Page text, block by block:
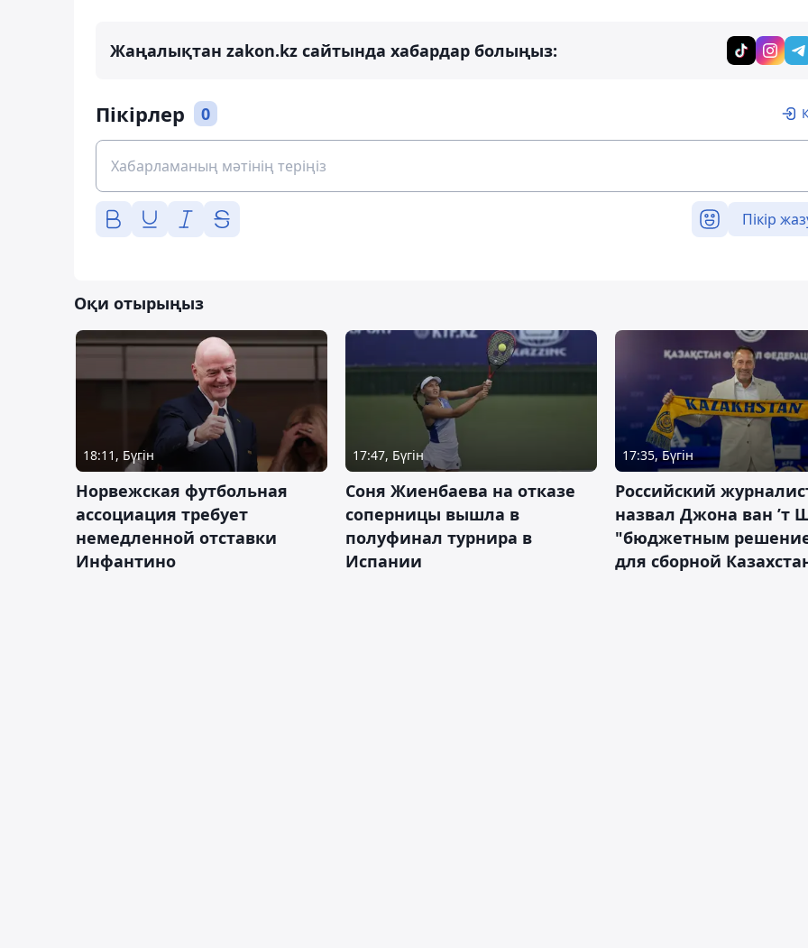
Жаңалықтан zakon.kz сайтында хабардар болыңыз:
Пікірлер 0
Пікір
Оқи отырыңыз
18:11, Бүгін
Норвежская футбольная
ассоциация требует
немедленной отставки
Инфантино
17:47, Бүгін
Соня Жиенбаева на отказе
соперницы вышла в
полуфинал турнира в
Испании
17:35, Бүгін
Российский
назвал Джона ван ’т
"бюджетным
для сборной